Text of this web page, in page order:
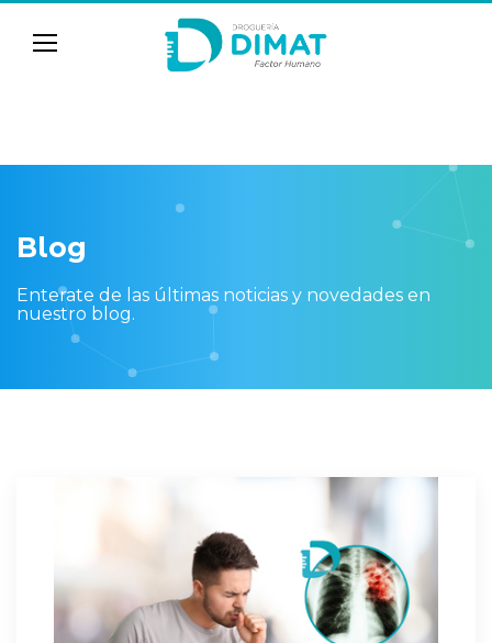
Blog
Enterate de las últimas noticias y novedades en
nuestro blog.